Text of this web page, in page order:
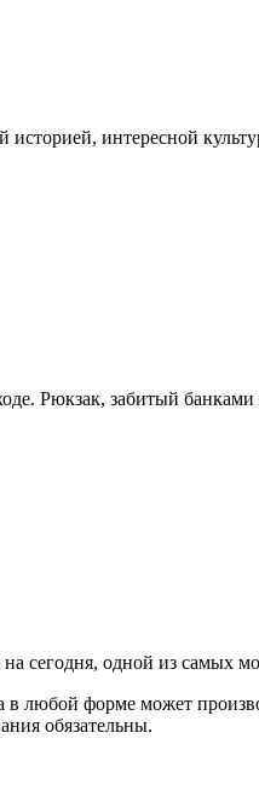
интересной
Рюкзак, забитый
сегодня, одной из самых
любой форме может
обязательны.